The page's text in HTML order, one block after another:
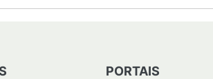
PORTAIS